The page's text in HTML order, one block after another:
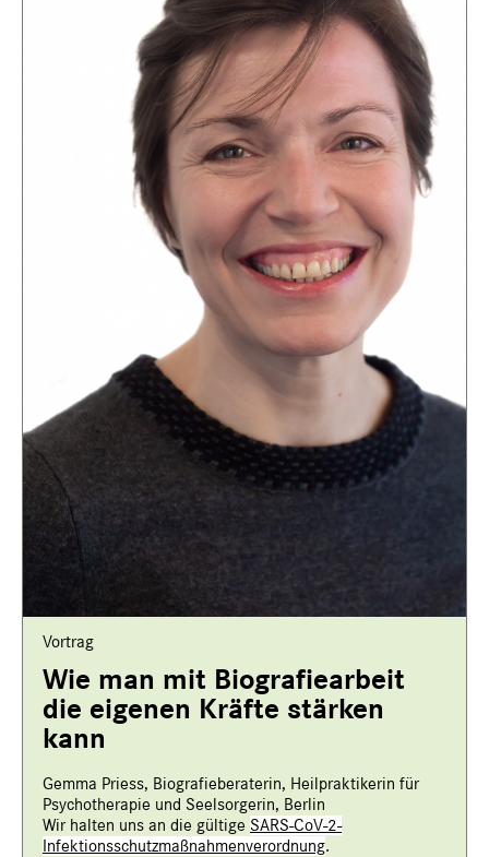
Vortrag
Wie man mit Biografiearbeit
die eigenen Kräfte stärken
kann
Gemma Priess, Biografieberaterin, Heilpraktikerin für
Psychotherapie und Seelsorgerin, Berlin
Wir halten uns an die gültige SARS-CoV-2-
Infektionsschutzmaßnahmenverordnung.